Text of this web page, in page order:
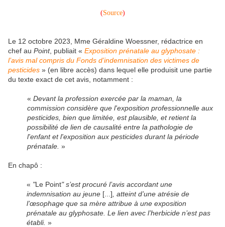
(Source)
Le 12 octobre 2023, Mme Géraldine Woessner, rédactrice en
chef au Point, publiait « Exposition prénatale au glyphosate :
l’avis mal compris du Fonds d’indemnisation des victimes de
pesticides » (en libre accès) dans lequel elle produisit une partie
du texte exact de cet avis, notamment :
« Devant la profession exercée par la maman, la
commission considère que l'exposition professionnelle aux
pesticides, bien que limitée, est plausible, et retient la
possibilité de lien de causalité entre la pathologie de
l'enfant et l'exposition aux pesticides durant la période
prénatale. »
En chapô :
« "Le Point" s’est procuré l’avis accordant une
indemnisation au jeune [...] , atteint d’une atrésie de
l’œsophage que sa mère attribue à une exposition
prénatale au glyphosate. Le lien avec l’herbicide n’est pas
établi.»